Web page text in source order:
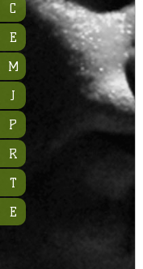
C
E
M
J
P
R
T
E